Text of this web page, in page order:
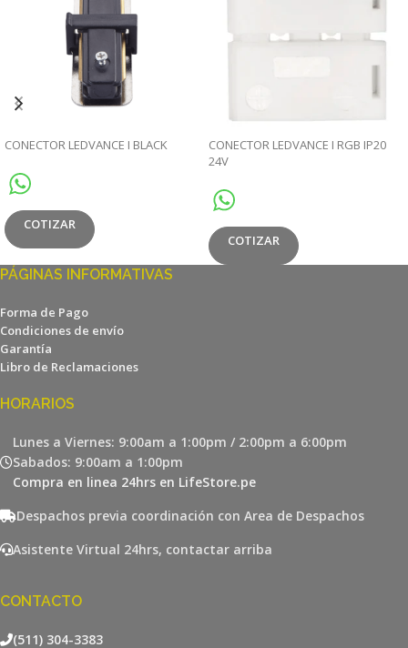
CONECTOR LEDVANCE I BLACK
COTIZAR
CONECTOR LEDVANCE I RGB IP20
24V
COTIZAR
PÁGINAS INFORMATIVAS
Forma de Pago
Condiciones de envío
Garantía
Libro de Reclamaciones
HORARIOS
Lunes a Viernes: 9:00am a 1:00pm / 2:00pm a 6:00pm
Sabados: 9:00am a 1:00pm
Compra en linea 24hrs en LifeStore.pe
Despachos previa coordinación con Area de Despachos
Asistente Virtual 24hrs, contactar arriba
CONTACTO
(511) 304-3383